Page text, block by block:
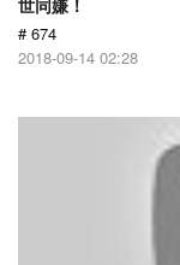
世同嫌！
# 674
2018-09-14 02:28